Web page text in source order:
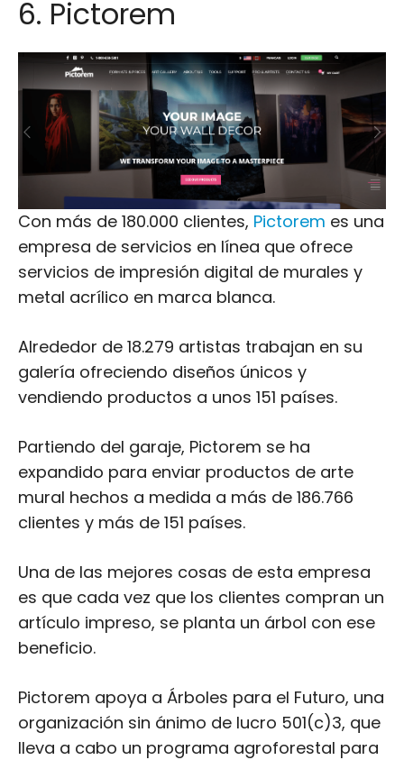
6. Pictorem
Con más de 180.000 clientes, Pictorem es una
empresa de servicios en línea que ofrece
servicios de impresión digital de murales y
metal acrílico en marca blanca.
Alrededor de 18.279 artistas trabajan en su
galería ofreciendo diseños únicos y
vendiendo productos a unos 151 países.
Partiendo del garaje, Pictorem se ha
expandido para enviar productos de arte
mural hechos a medida a más de 186.766
clientes y más de 151 países.
Una de las mejores cosas de esta empresa
es que cada vez que los clientes compran un
artículo impreso, se planta un árbol con ese
beneficio.
Pictorem apoya a Árboles para el Futuro, una
organización sin ánimo de lucro 501(c)3, que
lleva a cabo un programa agroforestal para